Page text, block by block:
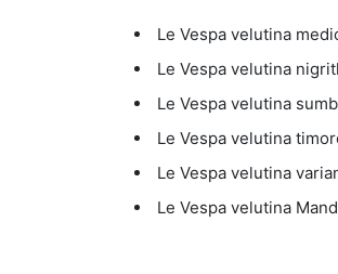
Le Vespa velutina
Le Vespa velutina
Le Vespa velutina
Le Vespa velutina
Le Vespa velutina
Le Vespa velutina